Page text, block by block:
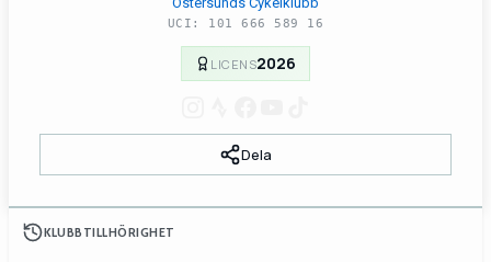
UCI: 101 666 589 16
LICENS2026
Dela
KLUBBTILLHÖRIGHET